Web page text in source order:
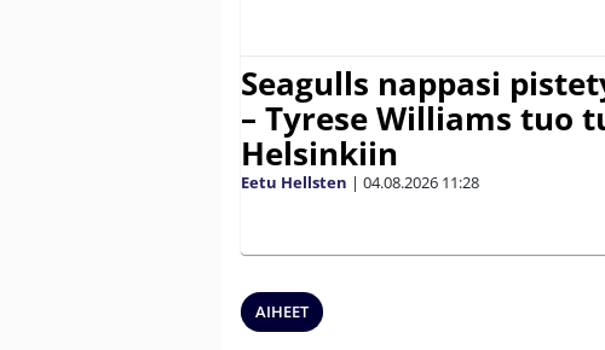
Seagulls nappasi
– Tyrese Williams tuo
Helsinkiin
Eetu Hellsten | 04.08.2026 11:28
AIHEET